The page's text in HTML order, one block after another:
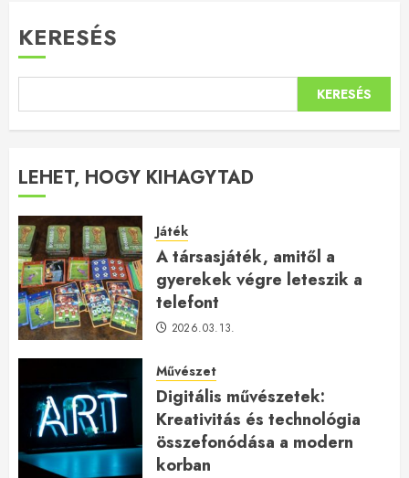
KERESÉS
KERESÉS
LEHET, HOGY KIHAGYTAD
Játék
A társasjáték, amitől a
gyerekek végre leteszik a
telefont
2026.03.13.
Művészet
Digitális művészetek:
Kreativitás és technológia
összefonódása a modern
korban